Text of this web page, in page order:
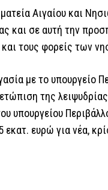
Αιγαίου και
και σε αυτή την
τους φορείς των
με το υπουργείο
της
υπουργείου
εκατ. ευρώ για νέα,